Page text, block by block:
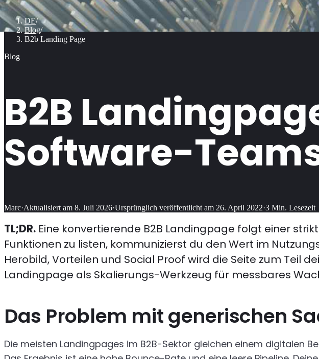
DE/
Blog/
B2b Landing Page
Blog
B2B
Software-
Marc·Aktualisiert am 8. Juli 2026·Ursprünglich veröffentlicht am 26. April 2022·3 Min. Lesezeit
TL;DR. Eine konvertierende B2B Landingpage folgt einer
Funktionen zu listen, kommunizierst du den Wert im
Herobild, Vorteilen und Social Proof wird die Seite zum Teil
Landingpage als Skalierungs-Werkzeug für messbares
Das Problem mit generischen
Die meisten Landingpages im B2B-Sektor gleichen einem digitalen